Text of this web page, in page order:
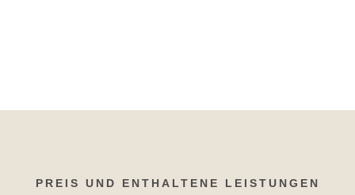
PREIS UND ENTHALTENE LEISTUNGEN